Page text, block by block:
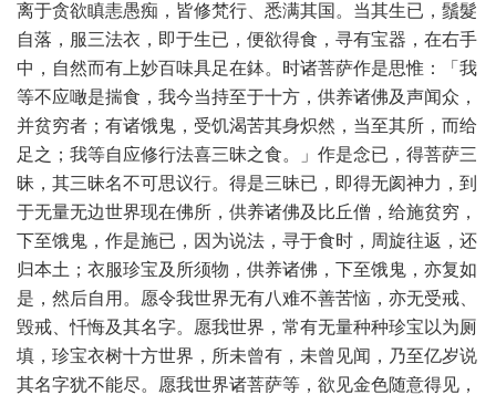
离于贪欲瞋恚愚痴，皆修梵行、悉满其国。当其生已，鬚髮
自落，服三法衣，即于生已，便欲得食，寻有宝器，在右手
中，自然而有上妙百味具足在鉢。时诸菩萨作是思惟：「我
等不应噉是揣食，我今当持至于十方，供养诸佛及声闻众，
并贫穷者；有诸饿鬼，受饥渴苦其身炽然，当至其所，而给
足之；我等自应修行法喜三昧之食。」作是念已，得菩萨三
昧，其三昧名不可思议行。得是三昧已，即得无阂神力，到
于无量无边世界现在佛所，供养诸佛及比丘僧，给施贫穷，
下至饿鬼，作是施已，因为说法，寻于食时，周旋往返，还
归本土；衣服珍宝及所须物，供养诸佛，下至饿鬼，亦复如
是，然后自用。愿令我世界无有八难不善苦恼，亦无受戒、
毁戒、忏悔及其名字。愿我世界，常有无量种种珍宝以为厕
填，珍宝衣树十方世界，所未曾有，未曾见闻，乃至亿岁说
其名字犹不能尽。愿我世界诸菩萨等，欲见金色随意得见，